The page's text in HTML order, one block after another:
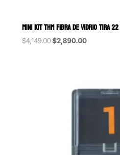
MINI KIT THM FIBRA DE VIDRIO TIRA
$4,149.00Original
$2,890.00Current